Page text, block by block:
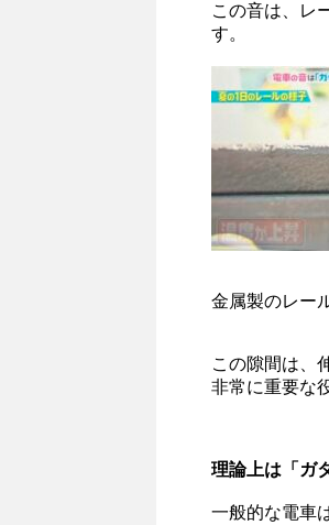
この音は、レ
す。
金属製のレー
この隙間は、
非常に重要な
理論上は「ガ
一般的な電車